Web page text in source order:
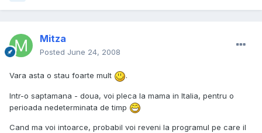
Mitza
Posted June 24, 2008
Vara asta o stau foarte mult .
Intr-o saptamana - doua, voi pleca la mama in Italia, pentru o
perioada nedeterminata de timp
Cand ma voi intoarce, probabil voi reveni la programul pe care il